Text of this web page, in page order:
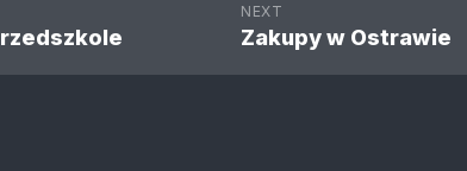
NEXT
Zakupy w Ostrawie